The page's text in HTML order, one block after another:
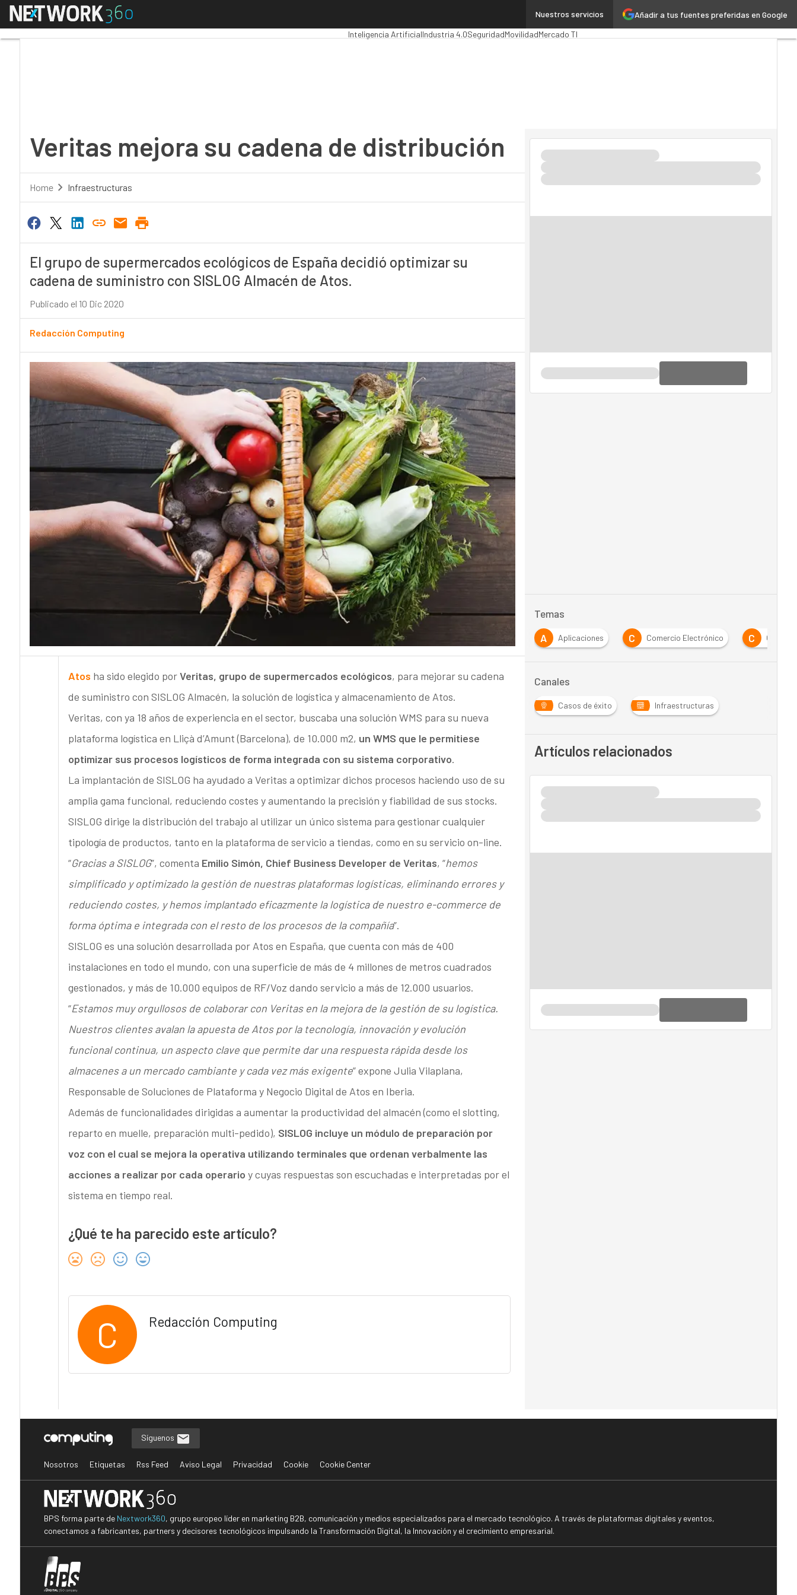
Añadir a tus fuentes preferidas en Google
Nuestros servicios
Menú MarTechCloud
Inteligencia ArtificialIndustria 4.0SeguridadMovilidadMercado TI
Veritas mejora su cadena de distribución
Home Infraestructuras
El grupo de supermercados ecológicos de España decidió optimizar su
cadena de suministro con SISLOG Almacén de Atos.
Publicado el 10 Dic 2020
Redacción Computing
Atos ha sido elegido porVeritas, grupo de supermercados ecológicos, para mejorar su cadena
de suministro con SISLOG Almacén, la solución de logística y almacenamiento de Atos.
Veritas, con ya 18 años de experiencia en el sector, buscaba una solución WMS para su nueva
plataforma logística en Lliçà d’Amunt (Barcelona), de 10.000 m2, un WMS que le permitiese
optimizar sus procesos logísticos de forma integrada con su sistema corporativo.
La implantación de SISLOG ha ayudado a Veritas a optimizar dichos procesos haciendo uso de su
amplia gama funcional, reduciendo costes y aumentando la precisión y fiabilidad de sus stocks.
SISLOG dirige la distribución del trabajo al utilizar un único sistema para gestionar cualquier
tipología de productos, tanto en la plataforma de servicio a tiendas, como en su servicio on-line.
“Gracias a SISLOG”, comenta Emilio Simón, Chief Business Developer de Veritas, “hemos
simplificado y optimizado la gestión de nuestras plataformas logísticas, eliminando errores y
reduciendo costes, y hemos implantado eficazmente la logística de nuestro e-commerce de
forma óptima e integrada con el resto de los procesos de la compañía”.
SISLOG es una solución desarrollada por Atos en España, que cuenta con más de 400
instalaciones en todo el mundo, con una superficie de más de 4 millones de metros cuadrados
gestionados, y más de 10.000 equipos de RF/Voz dando servicio a más de 12.000 usuarios.
“Estamos muy orgullosos de colaborar con Veritas en la mejora de la gestión de su logística.
Nuestros clientes avalan la apuesta de Atos por la tecnología, innovación y evolución
funcional continua, un aspecto clave que permite dar una respuesta rápida desde los
almacenes a un mercado cambiante y cada vez más exigente” expone Julia Vilaplana,
Responsable de Soluciones de Plataforma y Negocio Digital de Atos en Iberia.
Además de funcionalidades dirigidas a aumentar la productividad del almacén (como el slotting,
reparto en muelle, preparación multi-pedido), SISLOG incluye un módulo de preparación por
voz con el cual se mejora la operativa utilizando terminales que ordenan verbalmente las
acciones a realizar por cada operario y cuyas respuestas son escuchadas e interpretadas por el
sistema en tiempo real.
¿Qué te ha parecido este artículo?
C Redacción Computing
Temas
A Aplicaciones C Comercio Electrónico C Costes
Canales
Casos de éxito Infraestructuras
Artículos relacionados
Síguenos
Nosotros Etiquetas Rss Feed Aviso Legal Privacidad Cookie Cookie Center
BPS forma parte de Nextwork360, grupo europeo líder en marketing B2B, comunicación y medios especializados para el mercado tecnológico. A través de plataformas digitales y eventos,
conectamos a fabricantes, partners y decisores tecnológicos impulsando la Transformación Digital, la Innovación y el crecimiento empresarial.